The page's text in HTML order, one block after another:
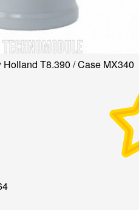
Holland T8.390 / Case MX340